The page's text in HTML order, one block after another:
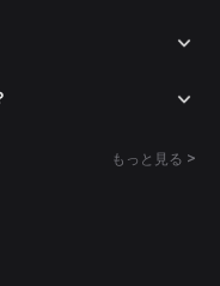
もっと見る >